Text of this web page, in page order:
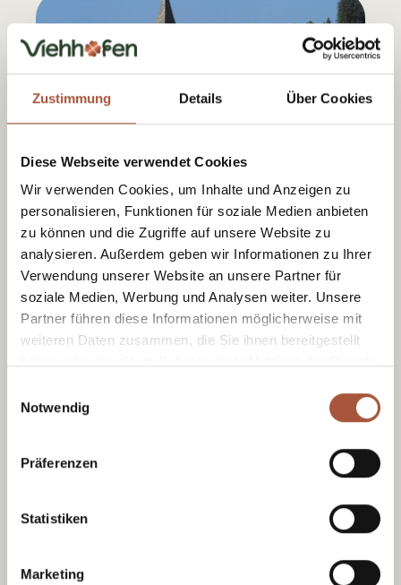
Zustimmung Details Über Cookies
Diese Webseite verwendet Cookies
Wir verwenden Cookies, um Inhalte und Anzeigen zu
personalisieren, Funktionen für soziale Medien anbieten
zu können und die Zugriffe auf unsere Website zu
analysieren. Außerdem geben wir Informationen zu Ihrer
Verwendung unserer Website an unsere Partner für
soziale Medien, Werbung und Analysen weiter. Unsere
Partner führen diese Informationen möglicherweise mit
weiteren Daten zusammen, die Sie ihnen bereitgestellt
Notwendig
Präferenzen
Statistiken
Marketing
Kirche
Ein Ort der Ruhe und Gemeinschaft.
Wenn Musik, Schmankerl und Brauchtum